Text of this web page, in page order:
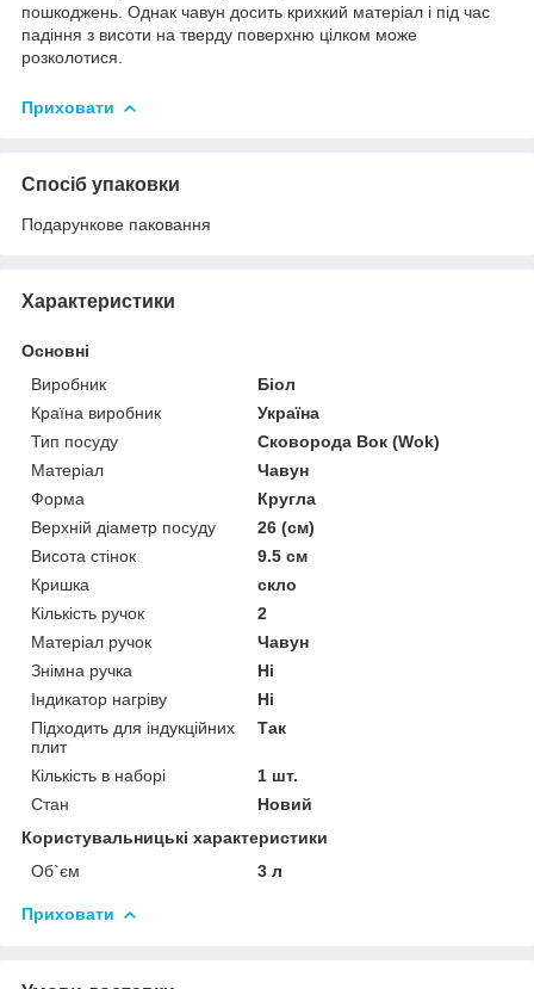
пошкоджень. Однак чавун досить крихкий матеріал і під час
падіння з висоти на тверду поверхню цілком може
розколотися.
Приховати
Спосіб упаковки
Подарункове паковання
Характеристики
Основні
Виробник
Біол
Країна виробник
Україна
Тип посуду
Сковорода Вок (Wok)
Матеріал
Чавун
Форма
Кругла
Верхній діаметр посуду
26 (см)
Висота стінок
9.5 см
Кришка
скло
Кількість ручок
2
Матеріал ручок
Чавун
Знімна ручка
Ні
Індикатор нагріву
Ні
Підходить для індукційних
плит
Так
Кількість в наборі
1 шт.
Стан
Новий
Користувальницькі характеристики
Об`єм
3 л
Приховати